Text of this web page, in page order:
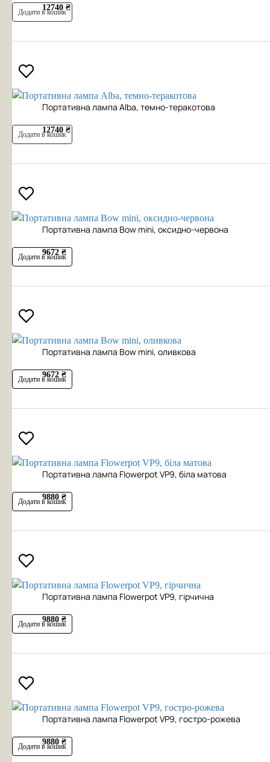
12740 ₴
Додати в кошик
Портативна лампа Alba, темно-теракотова
12740 ₴
Додати в кошик
Портативна лампа Bow mini, оксидно-червона
9672 ₴
Додати в кошик
Портативна лампа Bow mini, оливкова
9672 ₴
Додати в кошик
Портативна лампа Flowerpot VP9, біла матова
9880 ₴
Додати в кошик
Портативна лампа Flowerpot VP9, гірчична
9880 ₴
Додати в кошик
Портативна лампа Flowerpot VP9, гостро-рожева
9880 ₴
Додати в кошик